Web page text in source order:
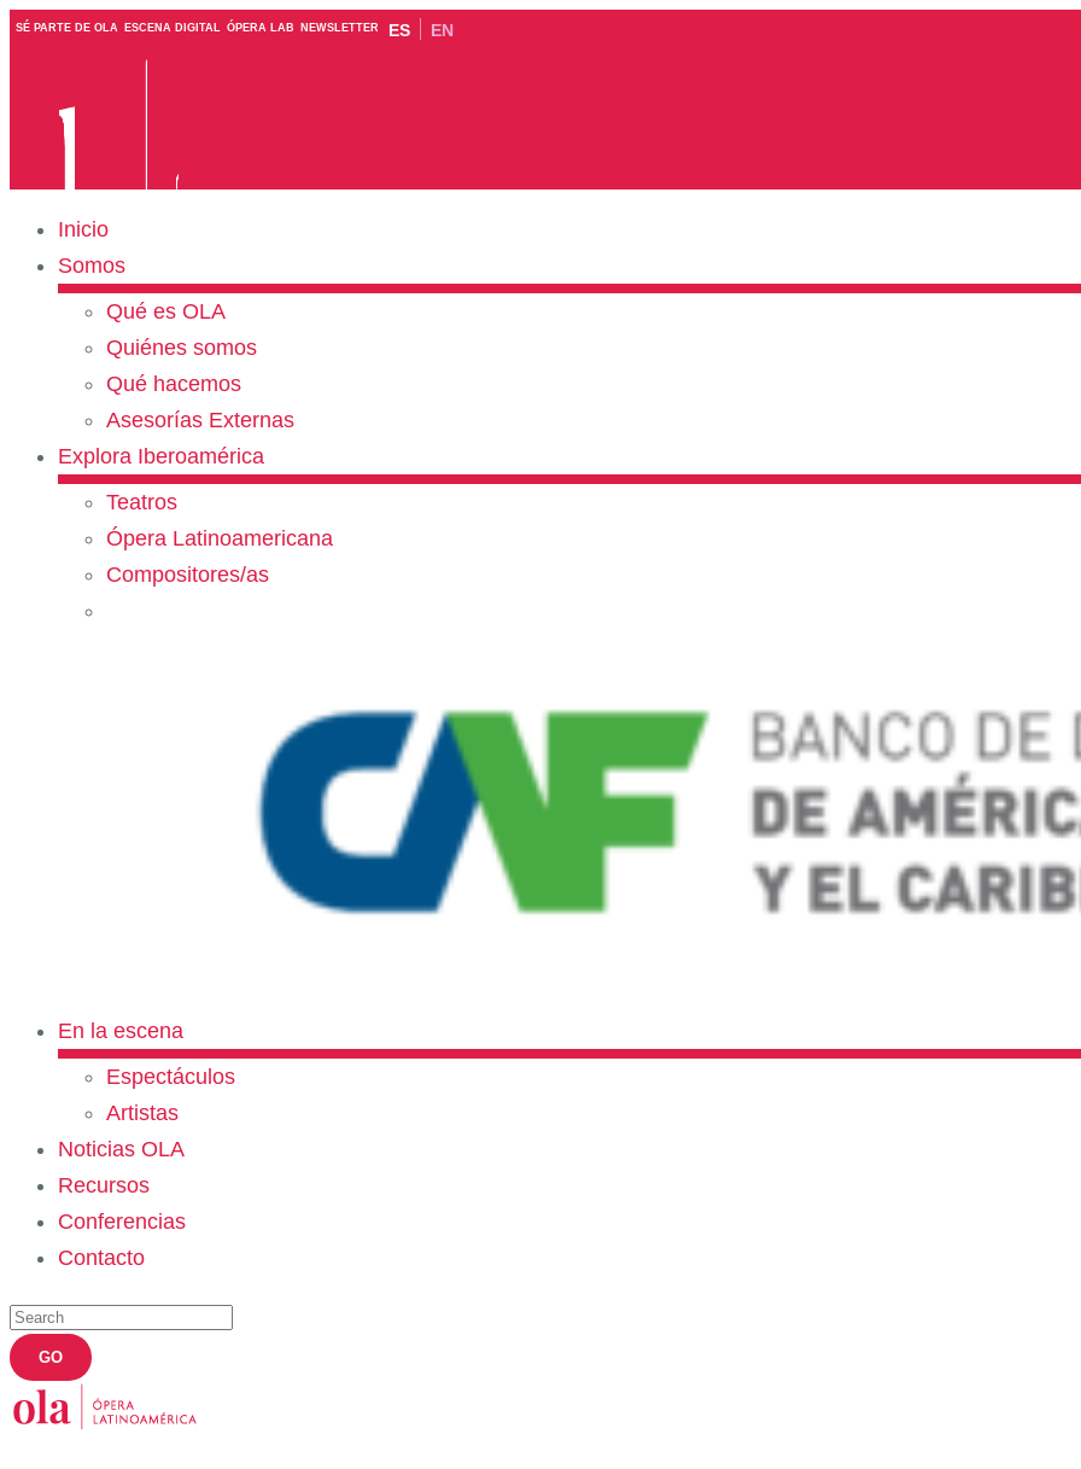
SÉ PARTE DE OLA ESCENA DIGITAL ÓPERA LAB NEWSLETTER ES EN
Inicio
Somos
Qué es OLA
Quiénes somos
Qué hacemos
Asesorías Externas
Explora Iberoamérica
Teatros
Ópera Latinoamericana
Compositores/as
En la escena
Espectáculos
Artistas
Noticias OLA
Recursos
Conferencias
Contacto